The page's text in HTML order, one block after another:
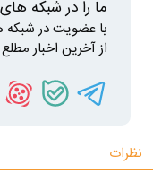
ما را در شبکه
با عضویت در شبکه
از آخرین اخبار
نظرات